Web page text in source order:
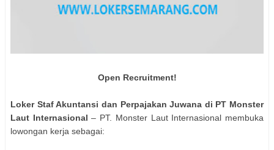
Open Recruitment!
Loker Staf Akuntansi dan Perpajakan Juwana di PT Monster
Laut Internasional – PT. Monster Laut Internasional membuka
lowongan kerja sebagai: